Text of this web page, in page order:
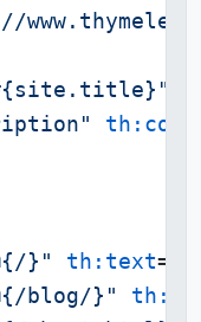
}" th:text=
blog/}"